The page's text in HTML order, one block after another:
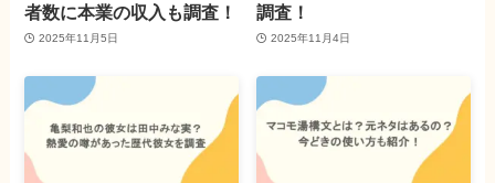
者数に本業の収入も調査！
2025年11月5日
調査！
2025年11月4日